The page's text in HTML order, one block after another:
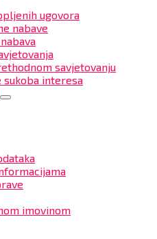
ugovora
nabave
savjetovanju
sukoba interesa
imovinom